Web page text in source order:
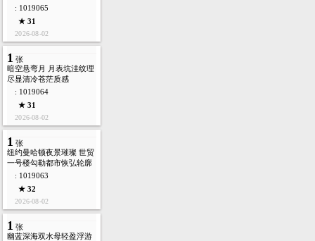
: 1019065
★ 31
2026-08-02
1 张
暗空悬弯月 月表坑洼纹理
尽显清冷苍茫质感
: 1019064
★ 31
2026-08-02
1 张
纽约曼哈顿夜景璀璨 世贸
一号楼勾勒都市恢弘轮廓
: 1019063
★ 32
2026-08-02
1 张
幽蓝深海双水母轻盈浮游